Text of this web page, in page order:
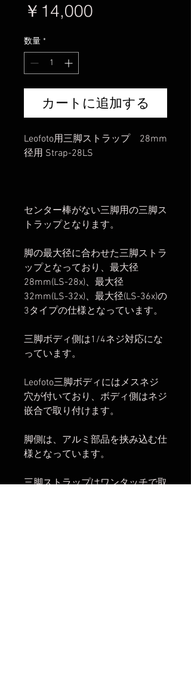
￥14,000
数量 *
カートに追加する
Leofoto用三脚ストラップ 28mm
径用 Strap-28LS
センター棒がない三脚用の三脚ス
トラップとなります。
脚の最大径に合わせた三脚ストラ
ップとなっており、最大径
28mm(LS-28x)、最大径
32mm(LS-32x)、最大径(LS-36x)の
3タイプの仕様となっています。
三脚ボディ側は1/4ネジ対応にな
っています。
Leofoto三脚ボディにはメスネジ
穴が付いており、ボディ側はネジ
嵌合で取り付けます。
脚側は、アルミ部品を挟み込む仕
様となっています。
三脚ストラップはワンタッチで取